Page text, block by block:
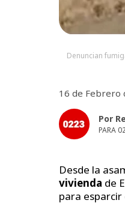
Denuncian
16 de Febrero
Por
PARA
Desde la
vivienda de
para esparcir